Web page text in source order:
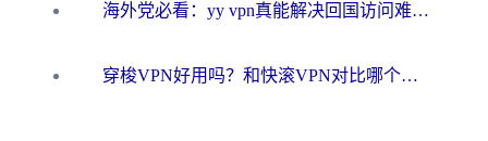
海外党必看：yy vpn真能解决回国访问难题？附云极initap测评+免费方案对比
穿梭VPN好用吗？和快滚VPN对比哪个回国效果更好？海外党选回国加速器必看指南